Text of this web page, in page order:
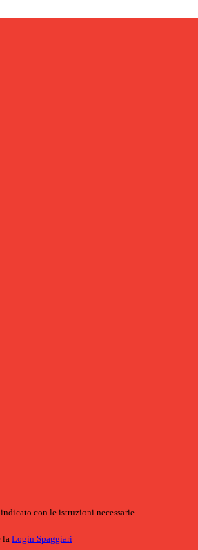
con le istruzioni necessarie.
la Login Spaggiari